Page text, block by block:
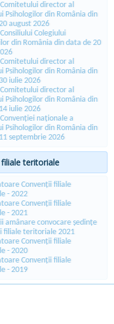
director al
Psihologilor din România din
august 2026
Colegiului
din România din data de 20
director al
Psihologilor din România din
iulie 2026
director al
Psihologilor din România din
iulie 2026
naționale a
Psihologilor din România din
septembrie 2026
teritoriale
Convenții filiale
- 2022
Convenții filiale
- 2021
amânare convocare ședințe
filiale teritoriale 2021
Convenții filiale
- 2020
Convenții filiale
- 2019